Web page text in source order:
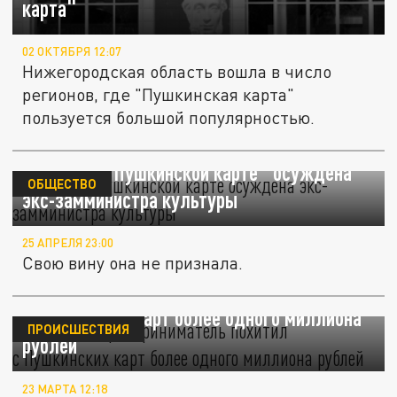
карта"
02 ОКТЯБРЯ 12:07
Нижегородская область вошла в число
регионов, где "Пушкинская карта"
пользуется большой популярностью.
По делу о "Пушкинской карте" осуждена
экс-замминистра культуры
ОБЩЕСТВО
25 АПРЕЛЯ 23:00
Свою вину она не признала.
Пермский предприниматель похитил
с Пушкинских карт более одного миллиона
рублей
ПРОИСШЕСТВИЯ
23 МАРТА 12:18